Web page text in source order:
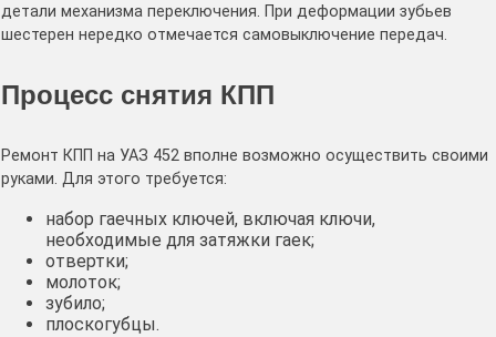
детали механизма переключения. При деформации зубьев
шестерен нередко отмечается самовыключение передач.
Процесс снятия КПП
Ремонт КПП на УАЗ 452 вполне возможно осуществить своими
руками. Для этого требуется:
набор гаечных ключей, включая ключи,
необходимые для затяжки гаек;
отвертки;
молоток;
зубило;
плоскогубцы.